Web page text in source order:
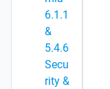
6.1.1
&
5.4.6
Secu
rity &